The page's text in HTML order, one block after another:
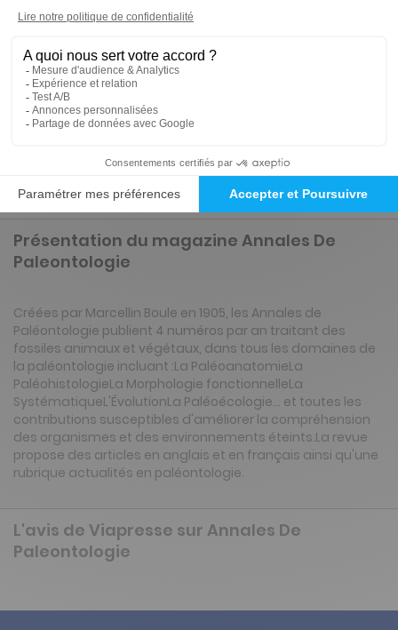
Abonnement 1 an
4 n° • Papier Offre réservée aux institutions
1209€00
Renouvellement à date d’anniversaire
Présentation du magazine Annales De
Paleontologie
Créées par Marcellin Boule en 1905, les Annales de
Paléontologie publient 4 numéros par an traitant des
fossiles animaux et végétaux, dans tous les domaines de
la paléontologie incluant :La PaléoanatomieLa
PaléohistologieLa Morphologie fonctionnelleLa
SystématiqueL'ÉvolutionLa Paléoécologie... et toutes les
contributions susceptibles d'améliorer la compréhension
des organismes et des environnements éteints.La revue
propose des articles en anglais et en français ainsi qu'une
rubrique actualités en paléontologie.
L'avis de Viapresse sur Annales De
Paleontologie